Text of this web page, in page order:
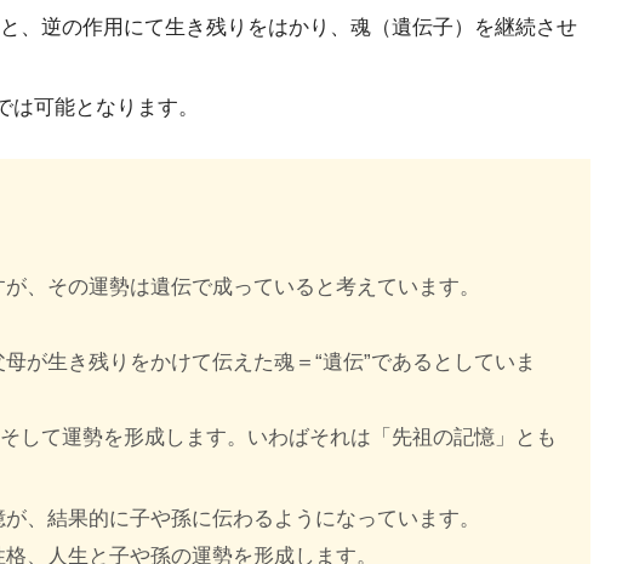
、逆の作用にて生き残りをはかり、魂（遺伝子）を継続させ
可能となります。
、その運勢は遺伝で成っていると考えています。
が生き残りをかけて伝えた魂＝“遺伝”であるとしていま
して運勢を形成します。いわばそれは「先祖の記憶」とも
、結果的に子や孫に伝わるようになっています。
、人生と子や孫の運勢を形成します。